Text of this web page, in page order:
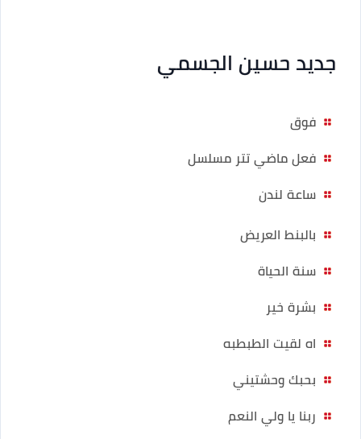
جديد حسين الجسمي
فوق
فعل ماضي تتر مسلسل
ساعة لندن
بالبنط العريض
سنة الحياة
بشرة خير
اه لقيت الطبطبه
بحبك وحشتيني
ربنا يا ولي النعم